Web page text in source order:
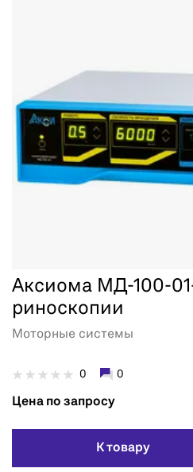
Аксиома МД-100-
риноскопии
Моторные системы
0 0
Цена по запросу
К товару